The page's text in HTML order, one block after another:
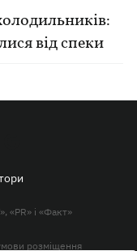
від спеки
«PR» і «Факт»
розміщення